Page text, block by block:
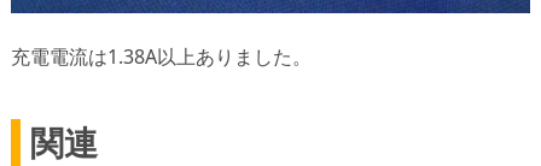
充電電流は1.38A以上ありました。
関連